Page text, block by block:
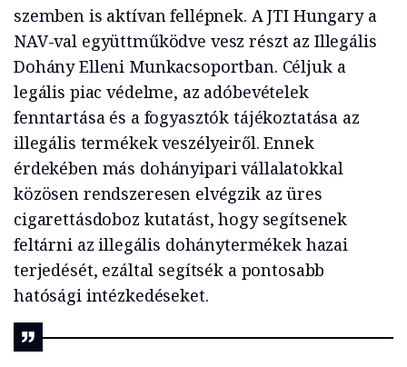
szemben is aktívan fellépnek. A JTI Hungary a
NAV-val együttműködve vesz részt az Illegális
Dohány Elleni Munkacsoportban. Céljuk a
legális piac védelme, az adóbevételek
fenntartása és a fogyasztók tájékoztatása az
illegális termékek veszélyeiről. Ennek
érdekében más dohányipari vállalatokkal
közösen rendszeresen elvégzik az üres
cigarettásdoboz kutatást, hogy segítsenek
feltárni az illegális dohánytermékek hazai
terjedését, ezáltal segítsék a pontosabb
hatósági intézkedéseket.